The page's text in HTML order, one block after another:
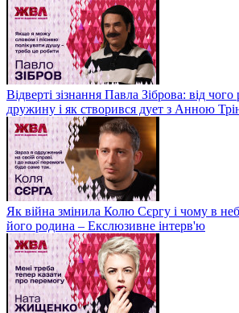
Відверті зізнання Павла Зіброва: від
дружину і як створився дует з Анною
Як війна змінила Колю Сєргу і чому в
його родина – Екслюзивне інтерв'ю